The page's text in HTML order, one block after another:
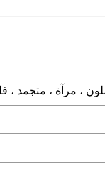
، مرآة ، متجمد ،